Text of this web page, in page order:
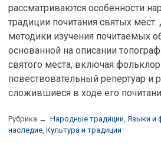
рассматриваются особенности
традиции почитания святых
методики изучения почитаемых
основанной на описании
святого места, включая
повествовательный репертуар и
сложившиеся в ходе его
Рубрика → Народные традиции Языки и
наследие Культура и традиции